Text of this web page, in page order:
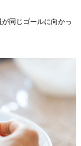
同じゴールに向かっ